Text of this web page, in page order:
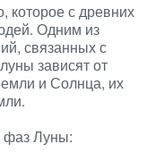
которое с древних
Одним из
связанных с
зависят от
и Солнца, их
фаз Луны: